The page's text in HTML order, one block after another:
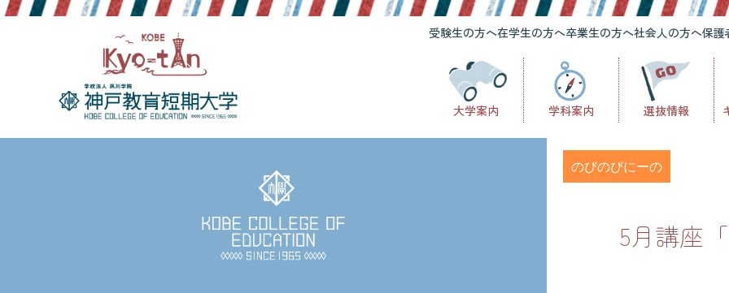
Skip
to
受験生の方へ在学生の方へ卒業生の方へ社会人の方へ保護
大学案内 学科案内 選抜情報
のびのびにーの
5月講座